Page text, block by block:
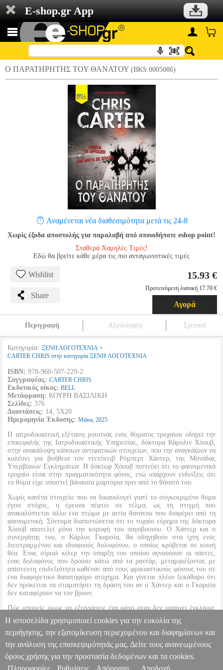
E-shop.gr App
Ο ΠΑΡΑΤΗΡΗΤΗΣ ΤΟΥ ΘΑΝΑΤΟΥ (BKS.0005086)
Αναμένεται νέα διαθεσιμότητα μετά τις 24-8
Χωρίς έξοδα αποστολής για παραλαβή από οποιοδήποτε eshop point!
Σταθερά Χαμηλές Τιμές!
Εδώ θα βρείτε κάθε μέρα τις πιο ανταγωνιστικές τιμές
Wishlist
Share
15.93 €
Προτεινόμενη λιανική 17.70 €
Αγορά
Περιγραφή Αξιολόγηση Σχετικά
Κατηγορία: ΞΕΝΗ ΛΟΓΟΤΕΧΝΙΑ •
CARTER CHRIS στην κατηγορία ΞΕΝΗ ΛΟΓΟΤΕΧΝΙΑ
ISBN: 978-960-507-229-2
Συγγραφέας: CARTER CHRIS
Εκδοτικός οίκος: BELL
Μετάφραση: ΚΟΥΡΗ ΒΑΣΙΛΙΚΗ
Σελίδες: 376
Διαστάσεις: 14, 5Χ20
Ημερομηνία Έκδοσης: Μάιος 2025
Η ιατροδικαστική εξέταση ρουτίνας ενός θύματος τροχαίου οδηγεί την
επικεφαλής της Ιατροδικαστικής Υπηρεσίας, δόκτορα Κάρολιν Χόουβ,
στην ανακάλυψη κάποιων αντιφατικών στοιχείων, που την αναγκάζουν να
καλέσει για βοήθεια τον ντετέκτιβ Ρόμπερτ Χάντερ, της Μονάδας
Υπερβίαιων Εγκλημάτων. Η δόκτωρ Χόουβ πιστεύει ότι το φαινομενικά
τροχαίο είναι στην πραγματικότητα φόνος, ενώ υπάρχουν ενδείξεις ότι
το θύμα είχε υποστεί βάναυσα μαρτύρια πριν από το θάνατό του.
Χωρίς κανένα στοιχείο που να δικαιολογεί γιατί το συγκεκριμένο θύμα
έγινε στόχος, η έρευνα πέφτει σε τέλμα, ως τη στιγμή που
ανακαλύπτεται άλλο ένα πτώμα με αιτία θανάτου που διαφέρει από τη
φαινομενική. Σύντομα διαπιστώνεται ότι το τυχαίο εύρημα της δόκτορα
Χόουβ αποτελεί μόνο την κορυφή του παγόβουνου. Ο Χάντερ και ο
συνεργάτης του, ο Κάρλος Γκαρσία, θα οδηγηθούν στα ίχνη ενός
διεστραμμένου και ιδιοφυούς δολοφόνου, ο οποίος κρύβεται σε κοινή
θέα. Ένας σίριαλ κίλερ την ύπαρξη του οποίου αγνοούσαν οι πάντες,
ένας δολοφόνος που δρούσε κάτω από τα ραντάρ, μεταμφιέζοντας με
απίστευτη επιδεξιότητα καθέναν από τους φρικιαστικούς φόνους του σε
ένα διαφορετικό θανατηφόρο ατύχημα. Και γίνεται πλέον ξεκάθαρο ότι
δεν πρόκειται να σταματήσει τη δράση του αν ο Χάντερ και ο Γκαρσία
δεν καταφέρουν να τον βρουν.
Πώς μπορείς όμως να εξιχνιάσεις ένα φόνο όταν δεν υπάρχει έγκλημα;
Πώς να πιάσεις έναν σίριαλ κίλερ που δεν έχει αφήσει πίσω του καμία
σκηνή εγκλήματος; Πώς να σταματήσεις ένα δολοφόνο-φάντασμα;
Ο ΠΑΡΑΤΗΡΗΤΗΣ ΤΟΥ ΘΑΝΑΤΟΥ BKS.0005086 BKS.0005086
CARTER CHRIS CARTER CHRIS ΞΕΝΗ ΛΟΓΟΤΕΧΝΙΑ
Κατηγορία: ΞΕΝΗ ΛΟΓΟΤΕΧΝΙΑ
Η ιστοσελίδα χρησιμοποιεί cookies για την ευκολία της
περιήγησης, την εξατομίκευση περιεχομένου και διαφημίσεων και
την ανάλυση της επισκεψιμότητάς μας. Δείτε τους ανανεωμένους
όρους χρήσης για την προστασία δεδομένων και τα cookies.
Πληροφορίες
Ρυθμίσεις Απόρριψη Αποδοχή